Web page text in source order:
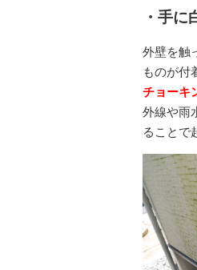
・手に
外壁を触
ものが付
チョーキ
外線や雨
ることで